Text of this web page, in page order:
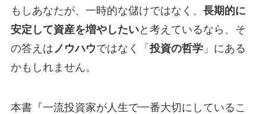
もしあなたが、一時的な儲けではなく、 長期的に
安定して資産を増やしたいと考えているなら、そ
の答えは ノウハウではなく「 投資の哲学」にある
かもしれません。
本書『一流投資家が人生で一番大切にしているこ